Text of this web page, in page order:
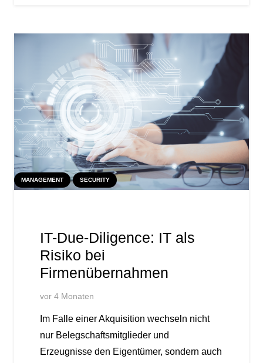
MANAGEMENT SECURITY
IT-Due-Diligence: IT als
Risiko bei
Firmenübernahmen
vor 4 Monaten
Im Falle einer Akquisition wechseln nicht
nur Belegschaftsmitglieder und
Erzeugnisse den Eigentümer, sondern auch